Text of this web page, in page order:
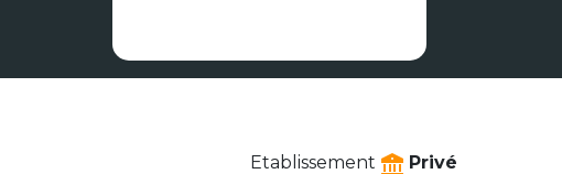
Etablissement
Privé